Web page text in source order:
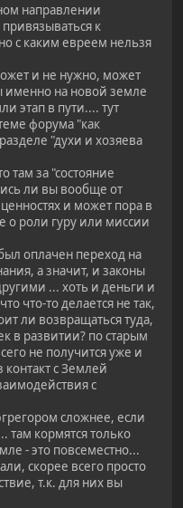
направлении
к
с каким евреем нельзя
и не нужно, может
именно на новой земле
этап в пути.... тут
форума "как
"духи и хозяева
там за "состояние
ли вы вообще от
и может пора в
о роли гуру или миссии
оплачен переход на
а значит, и законы
... хоть и деньги и
что-то делается не так,
ли возвращаться туда,
в развитии? по старым
не получится уже и
с Землей
с
сложнее, если
там кормятся только
- это повсеместно...
скорее всего просто
т.к. для них вы